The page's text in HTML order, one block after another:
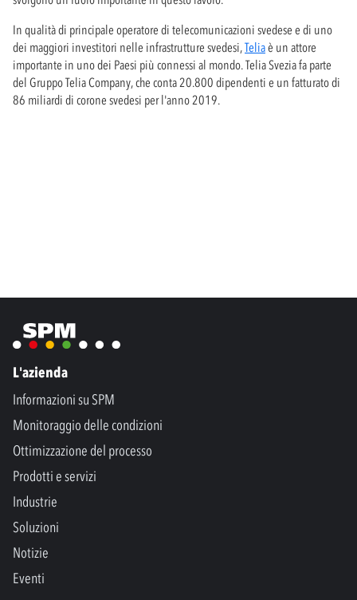
In qualità di principale operatore di telecomunicazioni svedese e di uno
dei maggiori investitori nelle infrastrutture svedesi,Teliaè un attore
importante in uno dei Paesi più connessi al mondo. Telia Svezia fa parte
del Gruppo Telia Company, che conta 20.800 dipendenti e un fatturato di
86 miliardi di corone svedesi per l'anno 2019.
L'azienda
Informazioni su SPM
Monitoraggio delle condizioni
Ottimizzazione del processo
Prodotti e servizi
Industrie
Soluzioni
Notizie
Eventi